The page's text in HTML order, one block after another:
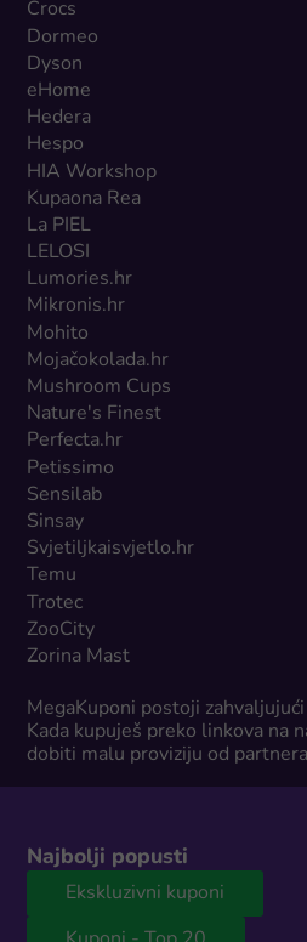
Crocs
Dormeo
Dyson
eHome
Hedera
Hespo
HIA Workshop
Kupaona Rea
La PIEL
LELOSI
Lumories.hr
Mikronis.hr
Mohito
Mojačokolada.hr
Mushroom Cups
Nature's Finest
Perfecta.hr
Petissimo
Sensilab
Sinsay
Svjetiljkaisvjetlo.hr
Temu
Trotec
ZooCity
Zorina Mast
MegaKuponi postoji
Kada kupuješ preko linkova na
dobiti malu proviziju od
Najbolji popusti
Ekskluzivni kuponi